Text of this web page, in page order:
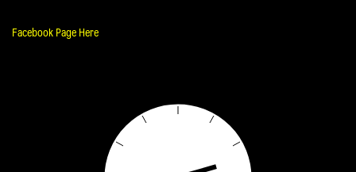
Facebook Page Here